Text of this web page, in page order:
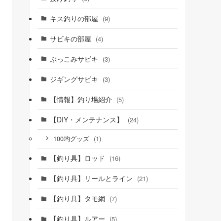
キス釣りの部屋 (9)
サビキの部屋 (4)
ぶっこみサビキ (3)
ジギングサビキ (3)
【情報】釣り場紹介 (5)
【DIY・メンテナンス】 (24)
100均グッズ (1)
【釣り具】ロッド (16)
【釣り具】リールとライン (21)
【釣り具】タモ網 (7)
【釣り具】ルアー (5)